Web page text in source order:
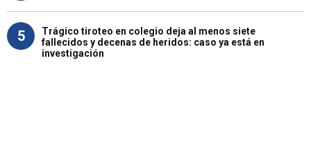
5
Trágico tiroteo en colegio deja al menos siete
fallecidos y decenas de heridos: caso ya está en
investigación